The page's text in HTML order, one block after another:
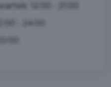
12:00 - 21:00
- 24:00